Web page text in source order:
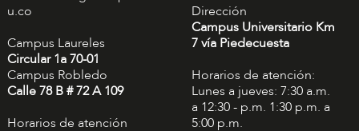
u.co
Campus Laureles
Circular 1a 70-01
Campus Robledo
Calle 78 B # 72 A 109
Horarios de atención
Dirección
Campus Universitario Km
7 vía Piedecuesta
Horarios de atención:
Lunes a jueves: 7:30 a.m.
a 12:30 - p.m. 1:30 p.m. a
5:00 p.m.